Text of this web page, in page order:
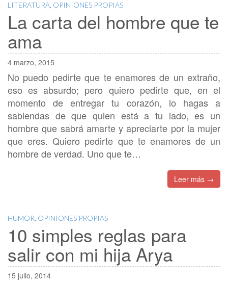
LITERATURA OPINIONES PROPIAS
La carta del hombre que te
ama
4 marzo, 2015
No puedo pedirte que te enamores de un extraño,
eso es absurdo; pero quiero pedirte que, en el
momento de entregar tu corazón, lo hagas a
sabiendas de que quien está a tu lado, es un
hombre que sabrá amarte y apreciarte por la mujer
que eres. Quiero pedirte que te enamores de un
hombre de verdad. Uno que te…
Leer más →
HUMOR OPINIONES PROPIAS
10 simples reglas para
salir con mi hija Arya
15 julio, 2014